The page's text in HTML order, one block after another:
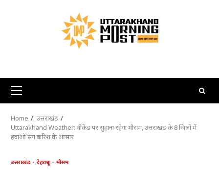
Primary
Menu
Home
उत्तराखंड
Uttarakhand Weather: वीकेंड पर सुहाना रहेगा मौसम, उत्तराखंड के 8 जिलों में
हवाओं संग बारिश के आसार
उत्तराखंड देहरादून मौसम